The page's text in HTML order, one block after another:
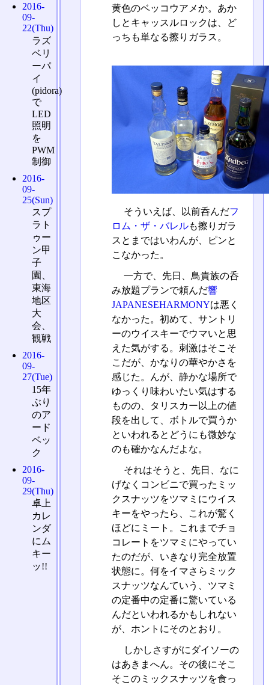
黄色のベッコウアメか。あか
しとキャッスルロックは、ど
っちも単なる擦りガラス。
そういえば、以前呑んだフ
ロム・ザ・バレルも擦りガラ
スとまではいわんが、ピンと
こなかった。
一方で、先日、鳥貴族の呑
み放題プランで頼んだ響
JAPANESEHARMONYは悪く
なかった。初めて、サントリ
ーのウイスキーでウマいと思
えた気がする。刺激はそこそ
こだが、かなりの華やかさを
感じた。んが、静かな場所で
ゆっくり味わいたい気はする
ものの、タリスカー以上の値
段を出して、ボトルで買うか
といわれるとどうにも微妙な
のも確かなんだよな。
それはそうと、先日、なに
げなくコンビニで買ったミッ
クスナッツをツマミにウイス
キーをやったら、これが驚く
ほどにミート。これまでチョ
コレートをツマミにやってい
たのだが、いきなり完全放置
状態に。何をイマさらミック
スナッツなんていう、ツマミ
の定番中の定番に驚いている
んだといわれるかもしれない
が、ホントにそのとおり。
しかしさすがにダイソーの
はあきまへん。その後にそこ
そこのミックスナッツを食っ
2016-
09-
22(Thu)
ラズ
ベリ
ーパ
イ
(pidora)
で
LED
照明
を
PWM
制御
2016-
09-
25(Sun)
スプ
ラト
ゥー
ン甲
子
園、
東海
地区
大
会、
観戦
2016-
09-
27(Tue)
15年
ぶり
のア
ード
ベッ
ク
2016-
09-
29(Thu)
卓上
カレ
ンダ
にム
キー
ッ!!